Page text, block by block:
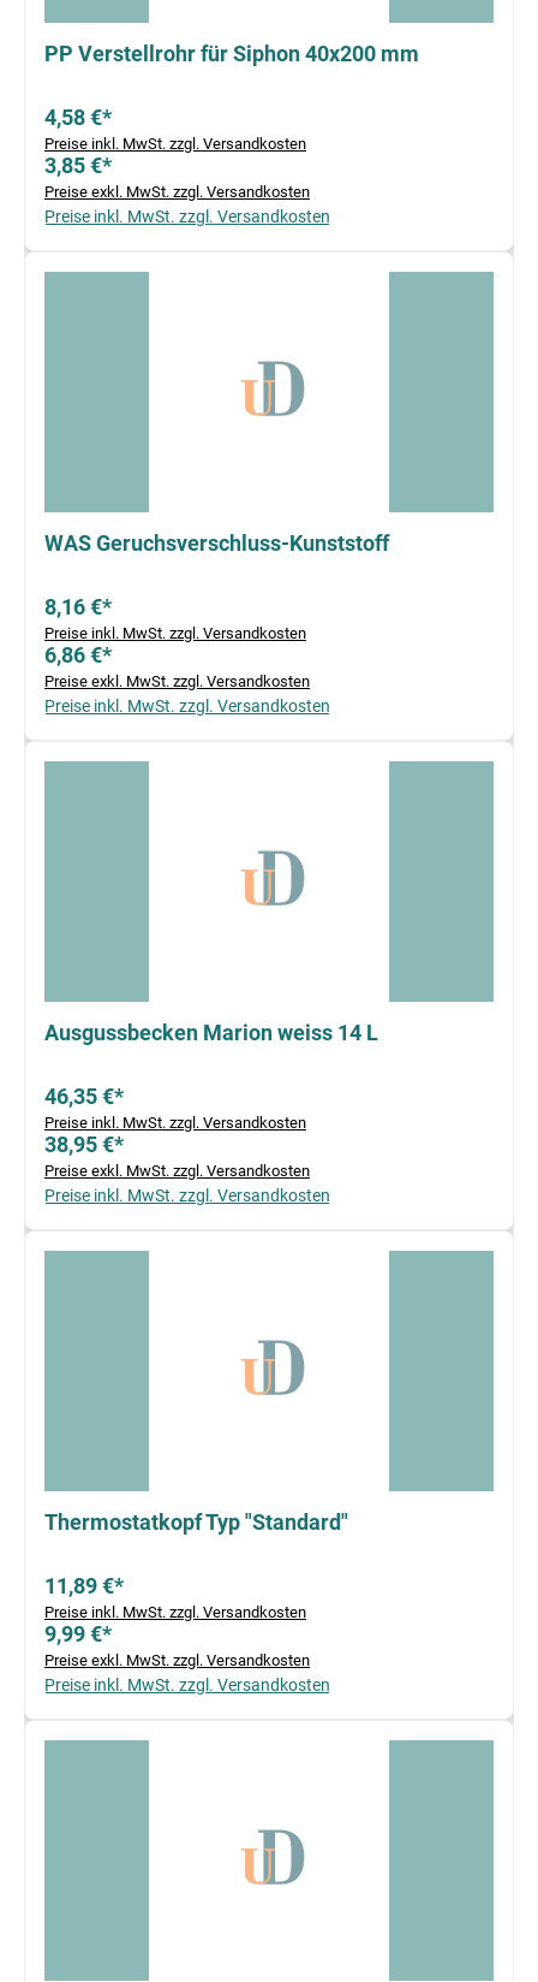
PP Verstellrohr für Siphon 40x200 mm
4,58 €*
Preise inkl. MwSt. zzgl. Versandkosten
3,85 €*
Preise exkl. MwSt. zzgl. Versandkosten
Preise inkl. MwSt. zzgl. Versandkosten
WAS Geruchsverschluss-Kunststoff
8,16 €*
Preise inkl. MwSt. zzgl. Versandkosten
6,86 €*
Preise exkl. MwSt. zzgl. Versandkosten
Preise inkl. MwSt. zzgl. Versandkosten
Ausgussbecken Marion weiss 14 L
46,35 €*
Preise inkl. MwSt. zzgl. Versandkosten
38,95 €*
Preise exkl. MwSt. zzgl. Versandkosten
Preise inkl. MwSt. zzgl. Versandkosten
Thermostatkopf Typ "Standard"
11,89 €*
Preise inkl. MwSt. zzgl. Versandkosten
9,99 €*
Preise exkl. MwSt. zzgl. Versandkosten
Preise inkl. MwSt. zzgl. Versandkosten